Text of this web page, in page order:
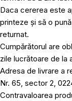
Daca cererea este
printeze și să o
returnat.
Cumpărătorul are
zile lucrătoare de la
Adresa de livrare a
Nr. 65, sector 2,
Contravaloarea